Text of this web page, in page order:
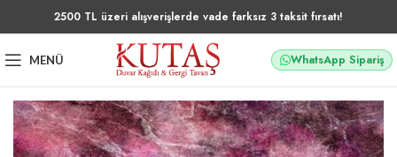
2500 TL üzeri alışverişlerde vade farksız 3 taksit fırsatı!
MENÜ WhatsApp Sipariş